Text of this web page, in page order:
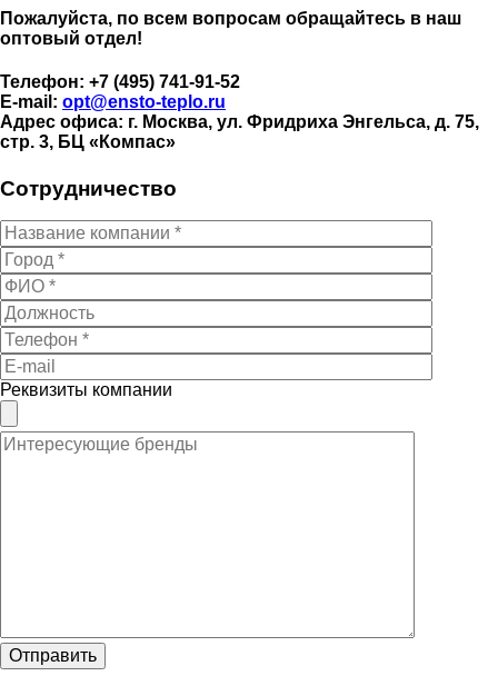
Пожалуйста, по всем вопросам обращайтесь в наш
оптовый отдел!
Телефон: +7 (495) 741-91-52
E-mail: opt@ensto-teplo.ru
Адрес офиса: г. Москва, ул. Фридриха Энгельса, д. 75,
стр. 3, БЦ «Компас»
Сотрудничество
Реквизиты компании